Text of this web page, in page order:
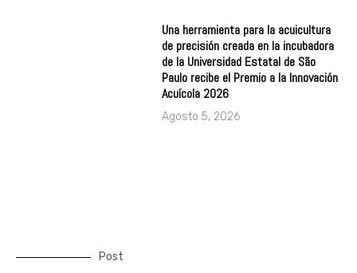
Una herramienta para la acuicultura
de precisión creada en la incubadora
de la Universidad Estatal de São
Paulo recibe el Premio a la Innovación
Acuícola 2026
Agosto 5, 2026
Post